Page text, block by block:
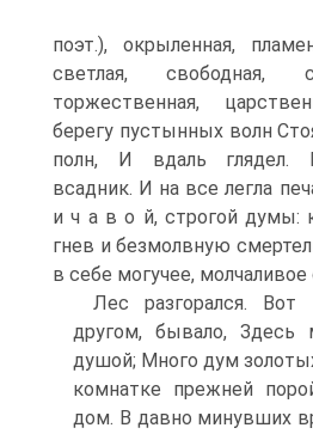
поэт.), окрыленная,
светлая, свободная,
торжественная,
берегу пустынных волн
полн, И вдаль глядел.
всадник. И на все легла
и ч а в о й, строгой думы:
гнев и безмолвную
в себе могучее,
Лес разгорался.
другом, бывало,
душой; Много дум
комнатке прежней
дом. В давно минувших